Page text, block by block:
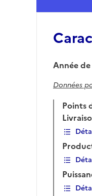
Année
Données
Points